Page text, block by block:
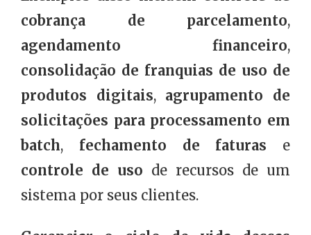
cobrança de parcelamento,
agendamento financeiro,
consolidação de franquias de uso de
produtos digitais, agrupamento de
solicitações para processamento em
batch, fechamento de faturas e
controle de uso de recursos de um
sistema por seus clientes.